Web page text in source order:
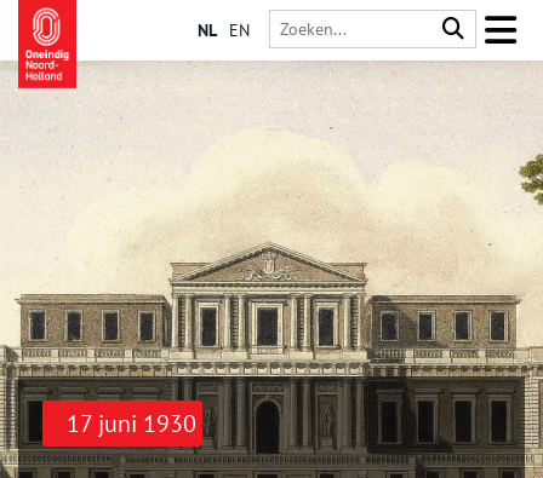
NL EN
17 juni 1930